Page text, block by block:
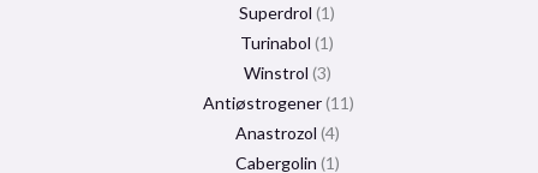
Superdrol 1
Turinabol 1
Winstrol 3
Antiøstrogener 11
Anastrozol 4
Cabergolin 1